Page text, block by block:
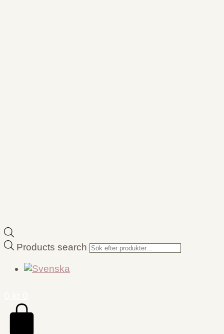
Products search